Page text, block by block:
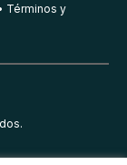
Términos y